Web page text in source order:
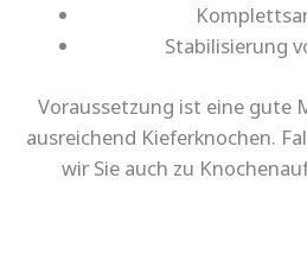
Stabilisierung
Voraussetzung ist eine gute
ausreichend Kieferknochen.
wir Sie auch zu